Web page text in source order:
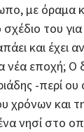
με όραμα
σχέδιο του
και έχει
νέα εποχή;
-περί ου
χρόνων και
νησί στο